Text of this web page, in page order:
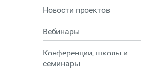
Новости проектов
Вебинары
Конференции, школы и
семинары